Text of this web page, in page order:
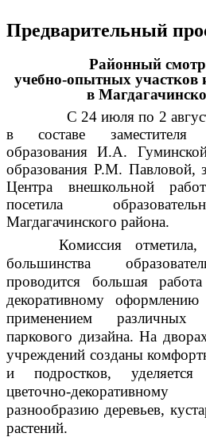
Предварительный
Районный
учебно-опытных
в
С 24 июля по 2
в составе заместителя
образования И.А.
образования Р.М. Павловой,
Центра внешкольной
посетила
Магдагачинского района.
Комиссия
большинства
проводится большая
декоративному
применением различных
паркового дизайна. На
учреждений созданы
и подростков,
цветочно-
разнообразию деревьев,
растений.